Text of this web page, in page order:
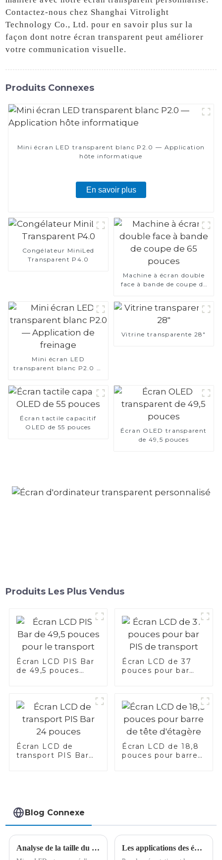
Contactez-nous chez Shanghai Vitrolight
Technology Co., Ltd. pour en savoir plus sur la
façon dont notre écran transparent peut améliorer
votre communication visuelle.
Produits Connexes
Mini écran LED transparent blanc P2.0 — Application
hôte informatique
En savoir plus
Congélateur MiniLed
Transparent P4.0
Machine à écran double
face à bande de coupe de
Mini écran LED
transparent blanc P2.0 —
Vitrine transparente 28"
Écran tactile capacitif
OLED de 55 pouces
Écran OLED transparent
de 49,5 pouces
Produits Les Plus Vendus
Écran LCD PIS Bar
de 49,5 pouces
Écran LCD de 37
pouces pour bar
Écran LCD de
transport PIS Bar
Écran LCD de 18,8
pouces pour barre
Blog Connexe
Analyse de la taille du marché des puces Micro LED, du nombre de brevets et des tendances de développement en 2024 Les applications des écrans transparents sur les distributeurs automatiques